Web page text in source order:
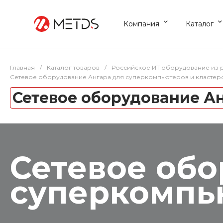
Компания Каталог
Главная / Каталог товаров /
Российское ИТ оборудование из
Сетевое оборудование Ангара для суперкомпьютеров и
Сетевое оборудование
Сетевое